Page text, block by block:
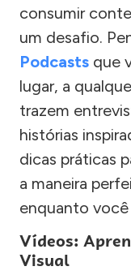
consumir
um desafio.
Podcasts que
lugar, a
trazem
histórias
dicas práticas
a maneira
enquanto você
Vídeos:
Visual